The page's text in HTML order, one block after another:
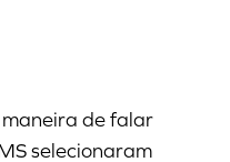
maneira de falar
selecionaram